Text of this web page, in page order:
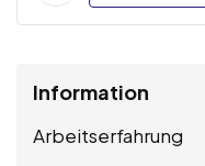
Information
Arbeitserfahrung